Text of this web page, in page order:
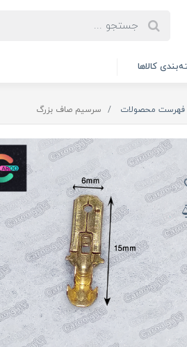
کالاها
فهرست محصولات سرسیم صاف بزرگ